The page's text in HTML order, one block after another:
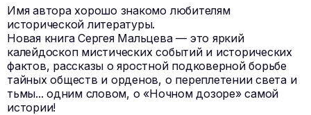
Имя автора хорошо знакомо любителям
исторической литературы.
Новая книга Сергея Мальцева — это яркий
калейдоскоп мистических событий и исторических
фактов, рассказы о яростной подковерной борьбе
тайных обществ и орденов, о переплетении света и
тьмы... одним словом, о «Ночном дозоре» самой
истории!